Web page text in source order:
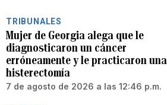
TRIBUNALES
Mujer de Georgia alega que le
diagnosticaron un cáncer
erróneamente y le practicaron una
histerectomía
7 de agosto de 2026 a las 12:46 p.m.